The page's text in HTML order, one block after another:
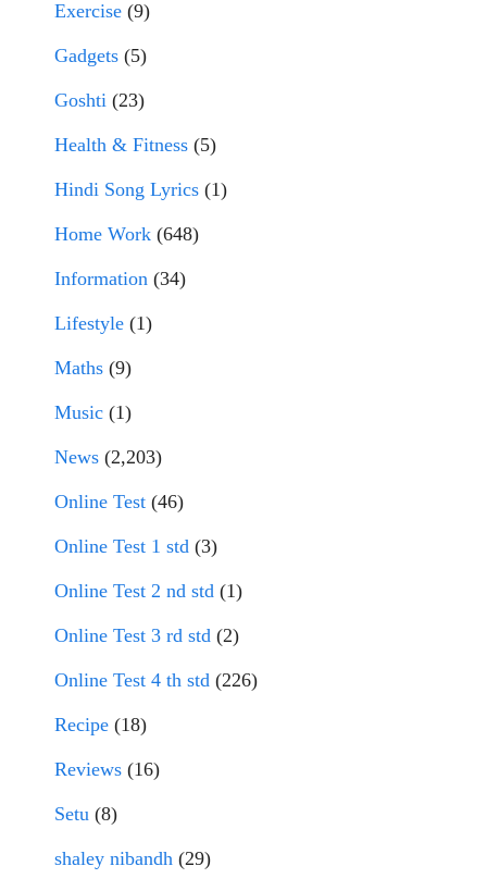
Exercise (9)
Gadgets (5)
Goshti (23)
Health & Fitness (5)
Hindi Song Lyrics (1)
Home Work (648)
Information (34)
Lifestyle (1)
Maths (9)
Music (1)
News (2,203)
Online Test (46)
Online Test 1 std (3)
Online Test 2 nd std (1)
Online Test 3 rd std (2)
Online Test 4 th std (226)
Recipe (18)
Reviews (16)
Setu (8)
shaley nibandh (29)